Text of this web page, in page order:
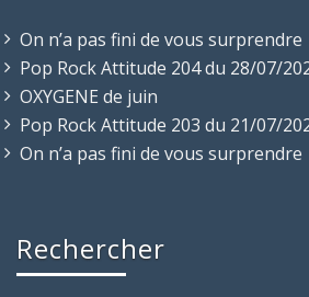
On n’a pas fini de vous surprendre
Pop Rock Attitude 204 du 28/07/
OXYGENE de juin
Pop Rock Attitude 203 du 21/07/
On n’a pas fini de vous surprendre
Rechercher